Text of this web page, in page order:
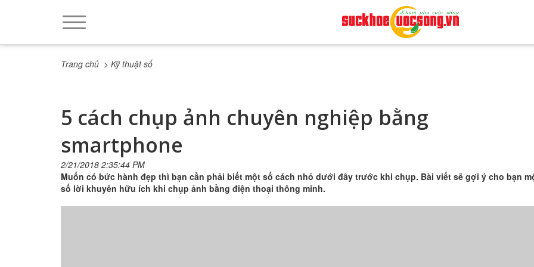
Trang chủ > Kỹ thuật số
5 cách chụp ảnh chuyên nghiệp bằng
smartphone
2/21/2018 2:35:44 PM
Muốn có bức hành đẹp thì bạn cần phải biết một số cách nhỏ dưới đây trước khi chụp. Bài viết sẽ gợi ý cho bạn
số lời khuyên hữu ích khi chụp ảnh bằng điện thoại thông minh.